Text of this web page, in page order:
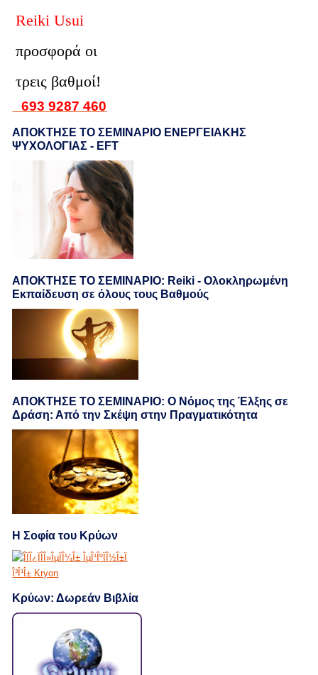
Reiki Usui
προσφορά οι
τρεις βαθμοί!
693 9287 460
ΑΠΟΚΤΗΣΕ ΤΟ ΣΕΜΙΝΑΡΙΟ ΕΝΕΡΓΕΙΑΚΗΣ
ΨΥΧΟΛΟΓΙΑΣ - EFT
ΑΠΟΚΤΗΣΕ ΤΟ ΣΕΜΙΝΑΡΙΟ: Reiki - Ολοκληρωμένη
Εκπαίδευση σε όλους τους Βαθμούς
ΑΠΟΚΤΗΣΕ ΤΟ ΣΕΜΙΝΑΡΙΟ: Ο Νόμος της Έλξης σε
Δράση: Από την Σκέψη στην Πραγματικότητα
Η Σοφία του Κρύων
Κρύων: Δωρεάν Βιβλία